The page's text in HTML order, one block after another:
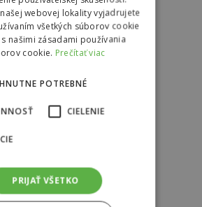
webovej lokality vyjadrujete
všetkých súborov cookie
našimi zásadami používania
cookie. Prečítať viac
POTREBNÉ
CIELENIE
PRIJAŤ VŠETKO